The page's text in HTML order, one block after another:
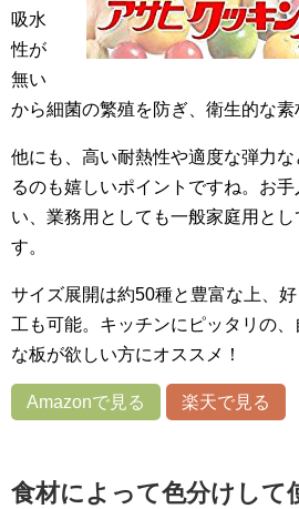
吸水
性が
無い
から細菌の繁殖を防ぎ、衛生的な素
他にも、高い耐熱性や適度な弾力
るのも嬉しいポイントですね。お
い、業務用としても一般家庭用と
す。
サイズ展開は約50種と豊富な上、
工も可能。キッチンにピッタリの
な板が欲しい方にオススメ！
Amazonで見る 楽天で見る
食材によって色分けして